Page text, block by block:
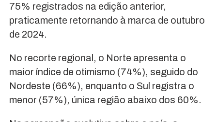
75% registrados na edição anterior,
praticamente retornando à marca de outubro
de 2024.
No recorte regional, o Norte apresenta o
maior índice de otimismo (74%), seguido do
Nordeste (66%), enquanto o Sul registra o
menor (57%), única região abaixo dos 60%.